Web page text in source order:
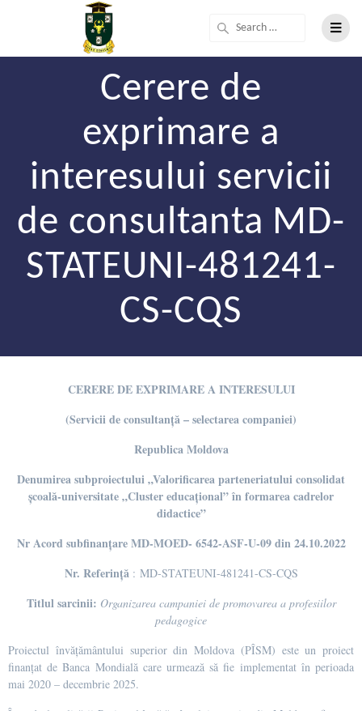
Cerere de
exprimare a
interesului servicii
de consultanta MD-
STATEUNI-481241-
CS-CQS
CERERE DE EXPRIMARE A INTERESULUI
(Servicii de consultanță – selectarea companiei)
Republica Moldova
Denumirea subproiectului „Valorificarea parteneriatului consolidat
școală-universitate „Cluster educațional” în formarea cadrelor
didactice”
Nr Acord subfinanțare MD-MOED- 6542-ASF-U-09 din 24.10.2022
Nr. Referință : MD-STATEUNI-481241-CS-CQS
Titlul sarcinii: Organizarea campaniei de promovarea a profesiilor
pedagogice
Proiectul învățământului superior din Moldova (PÎSM) este un proiect
finanțat de Banca Mondială care urmează să fie implementat în perioada
mai 2020 – decembrie 2025.